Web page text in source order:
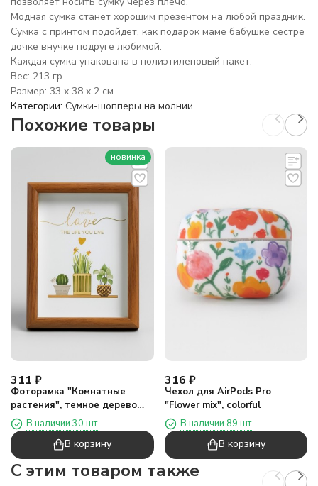
Модная сумка станет хорошим презентом на любой праздник.
Сумка с принтом подойдет, как подарок маме бабушке сестре
дочке внучке подруге любимой.
Каждая сумка упакована в полиэтиленовый пакет.
Вес: 213 гр.
Размер: 33 х 38 х 2 см
Категории: Сумки-шопперы на молнии
Похожие товары
новинка
311 ₽
Фоторамка "Комнатные
растения", темное дерево
(15*20 см)
В наличии 30 шт.
В корзину
316 ₽
Чехол для AirPods Pro
"Flower mix", colorful
В наличии 89 шт.
В корзину
C этим товаром также